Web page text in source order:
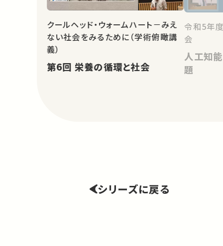
クールヘッド・ウォームハート－みえ
ない社会をみるために（学術俯瞰講
義）
第6回 栄養の循環と社会
令和5年
会
人工知
題
シリーズに戻る